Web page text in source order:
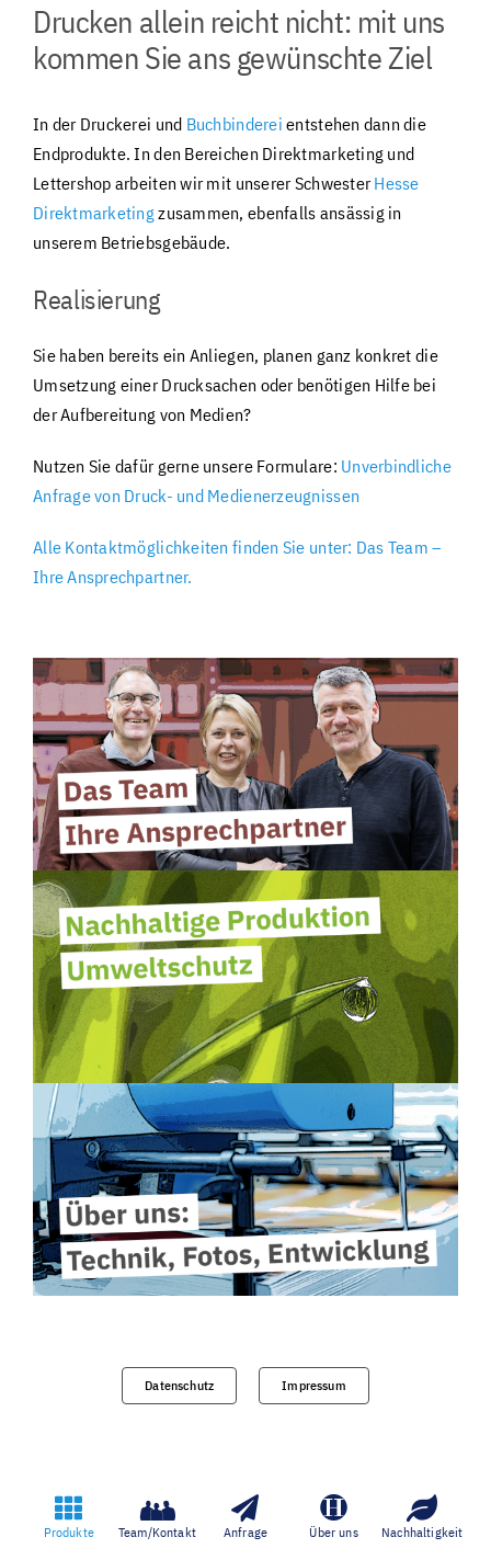
Drucken allein reicht nicht: mit uns
kommen Sie ans gewünschte Ziel
In der Druckerei und Buchbinderei entstehen dann die
Endprodukte. In den Bereichen Direktmarketing und
Lettershop arbeiten wir mit unserer Schwester Hesse
Direktmarketingzusammen, ebenfalls ansässig in
unserem Betriebsgebäude.
Realisierung
Sie haben bereits ein Anliegen, planen ganz konkret die
Umsetzung einer Drucksachen oder benötigen Hilfe bei
der Aufbereitung von Medien?
Nutzen Sie dafür gerne unsere Formulare: Unverbindliche
Anfrage von Druck- und Medienerzeugnissen
Alle Kontaktmöglichkeiten finden Sie unter: Das Team –
Ihre Ansprechpartner.
Datenschutz Impressum
Produkte Team/Kontakt Anfrage Über uns Nachhaltigkeit